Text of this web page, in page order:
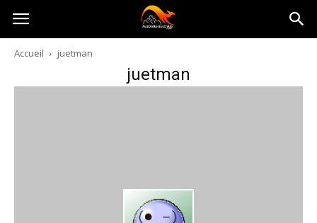
Australia-
australie.com
Accueil juetman
juetman